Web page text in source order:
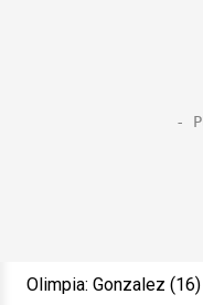
Olimpia: Gonzalez (16)